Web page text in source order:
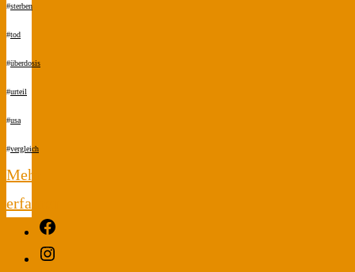
#sterben
#tod
#überdosis
#urteil
#usa
#vergleich
Mehr
erfahren
"Geld.
Macht.